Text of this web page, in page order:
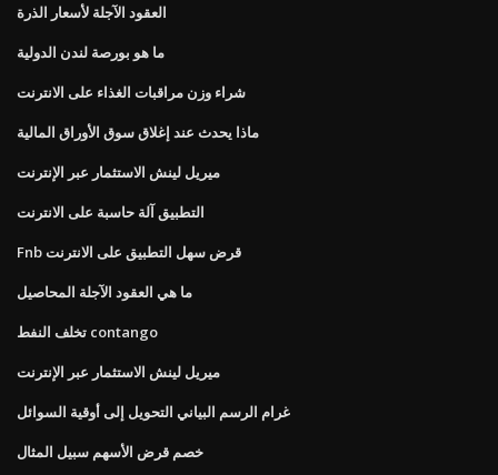
العقود الآجلة لأسعار الذرة
ما هو بورصة لندن الدولية
شراء وزن مراقبات الغذاء على الانترنت
ماذا يحدث عند إغلاق سوق الأوراق المالية
ميريل لينش الاستثمار عبر الإنترنت
التطبيق آلة حاسبة على الانترنت
Fnb قرض سهل التطبيق على الانترنت
ما هي العقود الآجلة المحاصيل
تخلف النفط contango
ميريل لينش الاستثمار عبر الإنترنت
غرام الرسم البياني التحويل إلى أوقية السوائل
خصم قرض الأسهم سبيل المثال